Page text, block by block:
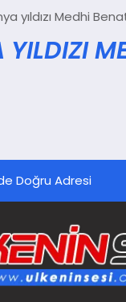
yıldızı Medhi
Doğru Adresi